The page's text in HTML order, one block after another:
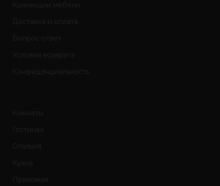
Коллекции мебели
Доставка и оплата
Вопрос-ответ
Условия возврата
Конфиденциальность
Комнаты
Гостиная
Спальня
Кухня
Прихожая